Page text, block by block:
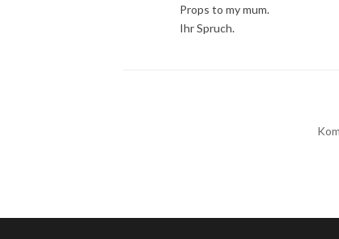
Props to my mum.
Ihr Spruch.